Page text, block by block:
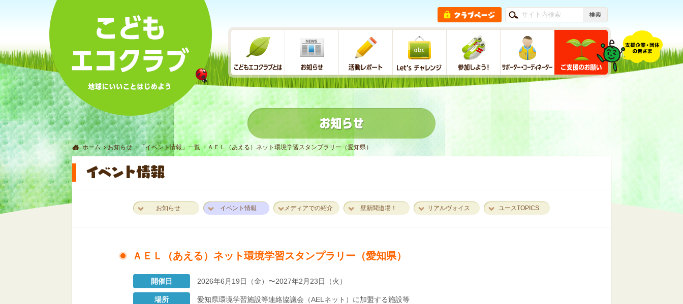
ホーム お知らせ 「イベント情報」一覧 ＡＥＬ（あえる）ネット環境学習スタンプラリー（愛知県）
お知らせ イベント情報 メディアでの紹介 壁新聞道場！ リアルヴォイス ユースTOPICS
ＡＥＬ（あえる）ネット環境学習スタンプラリー（愛知県）
開催日 2026年6月19日（金）〜2027年2月23日（火）
場所 愛知県環境学習施設等連絡協議会（AELネット）に加盟する施設等